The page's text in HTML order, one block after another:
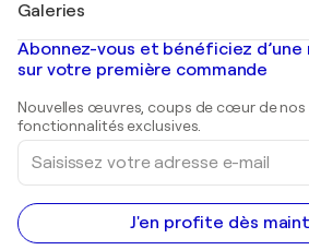
Banksy
Mr. Brainwash
Shepard Fairey
Tableaux abstraits à vendre
Peintures de paysage
Estampes
Peintures acryliques
Galeries
Galeries d'art en France
Galeries d'art en Belgique
Abonnez-vous et bénéficiez d’une
sur votre première commande
Nouvelles œuvres, coups de cœur de nos
fonctionnalités exclusives.
Saisissez
votre
adresse
e-
mail
J'en profite dès